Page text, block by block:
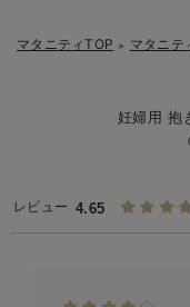
マタニティTOP ＞ マタニテ
妊婦用
レビュー 4.65